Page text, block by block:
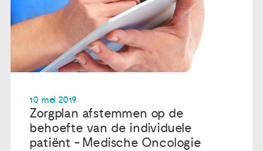
10 mei 2019
Zorgplan afstemmen op de
behoefte van de individuele
patiënt - Medische Oncologie